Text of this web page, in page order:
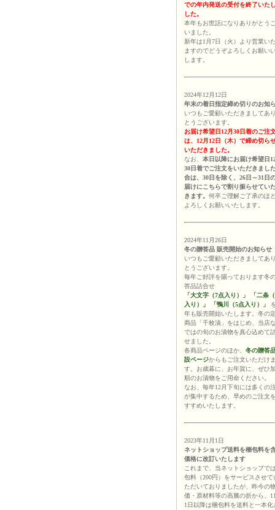
での年内発送の受付を終了いた
した。
本年もお世話になりありがとう
いました。
新年は1月7日（火）より営業いた
ますのでどうぞよろしくお願い
します。
2024年12月12日
年末の着日指定締め切りのお知
いつもご愛顧いただきましてあ
とうございます。
お届け希望日12月30日着のご注
は、12月12日（木）で締め切ら
いただきました。
なお、 本日以降にお届け希望日
30日着でご注文をいただきまし
合は、30日を除く、26日～31日
届けにこちらで割り振らせてい
きます。 何卒ご理解ご了承のほど
よろしくお願いいたします。
2024年11月26日
冬の贈答品 販売開始のお知らせ
いつもご愛顧いただきましてあ
とうございます。
毎年ご好評を賜っております冬
答品詰合せ
「大文字（7点入り）」
「二条
入り）」
「鴨川（5点入り）」
年も販売開始いたします。冬の
商品「千枚漬」をはじめ、当店
ではの旬のお漬物を真心込めて
せました。
各商品ページのほか、 冬の贈答
設ページからもご注文いただけま
す。お歳暮に、お年賀に、ぜひ
順のお漬物をご用命ください。
なお、毎年12月下旬には多くの
が集中するため、早めのご注文
すすめいたします。
2023年11月1日
ネットショップ送料を梱包料を
価格に改訂いたします
これまで、当ネットショップで
包料（200円）をサービスさせて
ただいておりましたが、昨今の
価・原材料等の高騰の折から、
1日以降は梱包料を送料と一本化